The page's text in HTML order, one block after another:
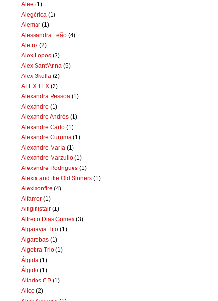
Alee (1)
Alegórica (1)
Alemar (1)
Alessandra Leão (4)
Aletrix (2)
Alex Lopes (2)
Alex Sant'Anna (5)
Alex Skulla (2)
ALEX TEX (2)
Alexandra Pessoa (1)
Alexandre (1)
Alexandre Andrés (1)
Alexandre Carlo (1)
Alexandre Curuma (1)
Alexandre María (1)
Alexandre Marzullo (1)
Alexandre Rodrigues (1)
Alexia and the Old Sinners (1)
Alexisonfire (4)
Alfamor (1)
Alfiginistair (1)
Alfredo Dias Gomes (3)
Algaravia Trio (1)
Algarobas (1)
Algebra Trio (1)
Álgida (1)
Álgido (1)
Aliados CP (1)
Alice (2)